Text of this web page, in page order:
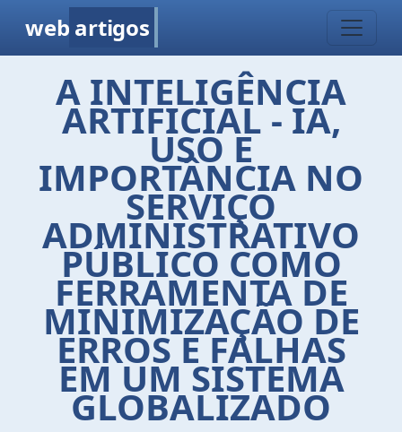
web artigos
A INTELIGÊNCIA
ARTIFICIAL - IA,
USO E
IMPORTÂNCIA NO
SERVIÇO
ADMINISTRATIVO
PÚBLICO COMO
FERRAMENTA DE
MINIMIZAÇÃO DE
ERROS E FALHAS
EM UM SISTEMA
GLOBALIZADO